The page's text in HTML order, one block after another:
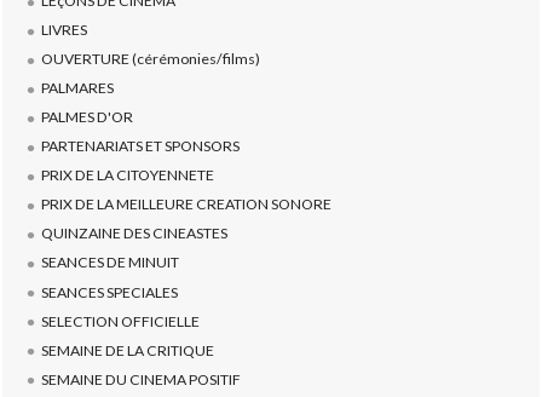
LIVRES
OUVERTURE (cérémonies/films)
PALMARES
PALMES D'OR
PARTENARIATS ET SPONSORS
PRIX DE LA CITOYENNETE
PRIX DE LA MEILLEURE CREATION SONORE
QUINZAINE DES CINEASTES
SEANCES DE MINUIT
SEANCES SPECIALES
SELECTION OFFICIELLE
SEMAINE DE LA CRITIQUE
SEMAINE DU CINEMA POSITIF